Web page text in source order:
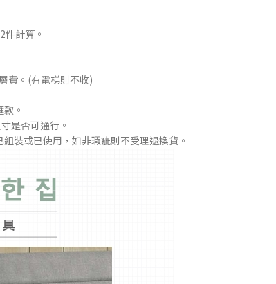
計算。
費。(有電梯則不收)
。
是否可通行。
、已組裝或已使用，如非瑕疵則不受理退換貨。